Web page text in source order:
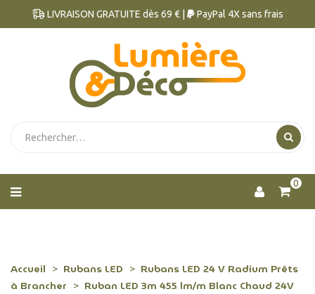
LIVRAISON GRATUITE dès 69 € | PayPal 4X sans frais
0
Accueil Rubans LED
Rubans LED 24 V Radium Prêts
à Brancher
Ruban LED 3m 455 lm/m Blanc Chaud 24V